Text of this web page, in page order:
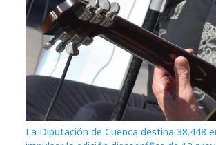
La Diputación de Cuenca destina 38.448